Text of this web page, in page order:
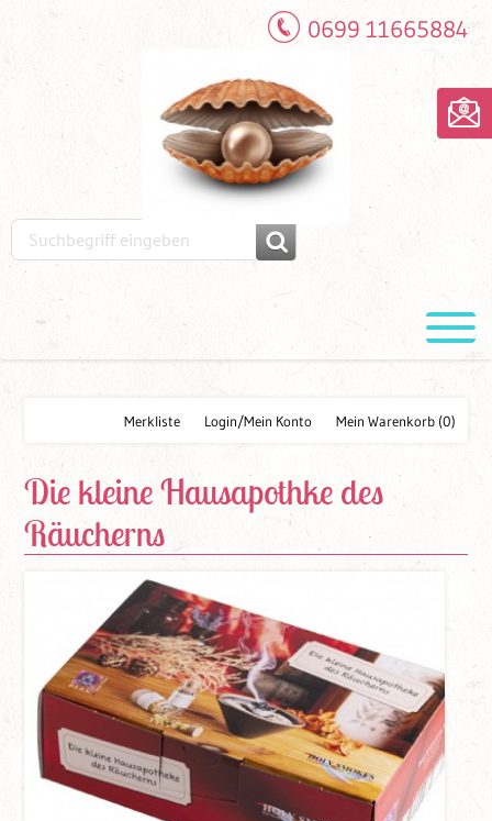
0699 11665884
Mein Warenkorb (0)
Login/Mein Konto
Merkliste
Die kleine Hausapothke des
Räucherns